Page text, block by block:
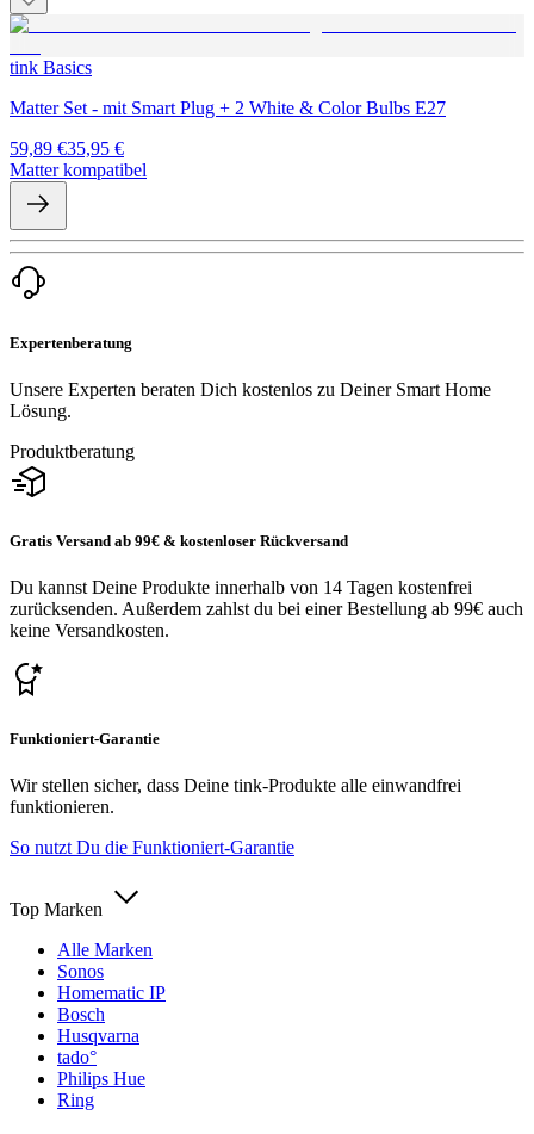
tink Basics
Matter Set - mit Smart Plug + 2 White & Color Bulbs E27
59,89 €35,95 €
Matter kompatibel
Expertenberatung
Unsere Experten beraten Dich kostenlos zu Deiner Smart Home
Lösung.
Produktberatung
Gratis Versand ab 99€ & kostenloser Rückversand
Du kannst Deine Produkte innerhalb von 14 Tagen kostenfrei
zurücksenden. Außerdem zahlst du bei einer Bestellung ab 99€ auch
keine Versandkosten.
Funktioniert-Garantie
Wir stellen sicher, dass Deine tink-Produkte alle einwandfrei
funktionieren.
So nutzt Du die Funktioniert-Garantie
Top Marken
Alle Marken
Sonos
Homematic IP
Bosch
Husqvarna
tado°
Philips Hue
Ring